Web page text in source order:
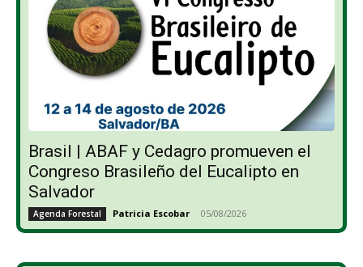
Brasil | ABAF y Cedagro promueven el
Congreso Brasileño del Eucalipto en
Salvador
Agenda Forestal Patricia Escobar - 05/08/2026